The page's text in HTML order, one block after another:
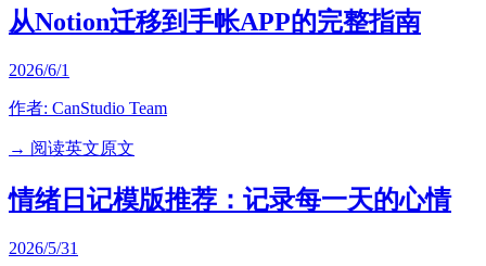
从Notion迁移到手帐APP的完整指南
2026/6/1
作者: CanStudio Team
→ 阅读英文原文
情绪日记模版推荐：记录每一天的心情
2026/5/31